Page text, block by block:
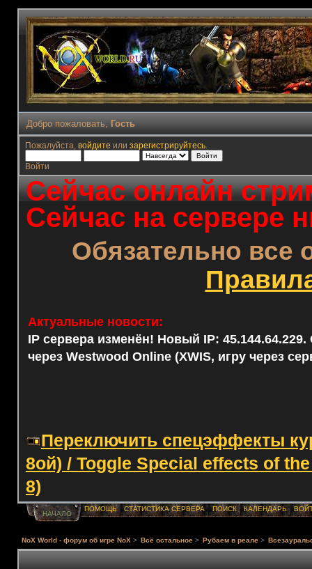
Добро пожаловать, Гость
Пожалуйста, войдите или зарегистрируйтесь.
Войти
Сейчас онлайн
Сейчас на сервере
Обязательно все
Актуальные новости:
IP сервера изменён! Новый IP: 45.144.64.229.
через Westwood Online (XWIS, игру через
Переключить спецэффекты
8ой) / Toggle Special effects of
8)
НАЧАЛО
ПОМОЩЬ СТАТИСТИКА СЕРВЕРА ПОИСК КАЛЕНДАРЬ
NoX World - форум об игре NoX > Всё остальное > Рубаем в реале >